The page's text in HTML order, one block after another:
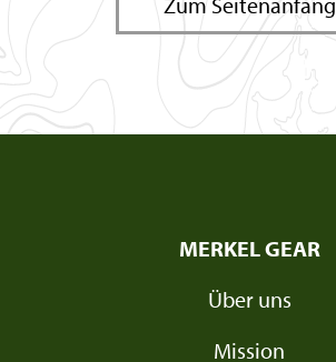
MERKEL GEAR
Über uns
Mission